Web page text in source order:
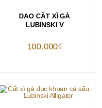
THÊM VÀO GIỎ HÀNG
DAO CẮT XÌ GÀ
LUBINSKI V
100.000₫